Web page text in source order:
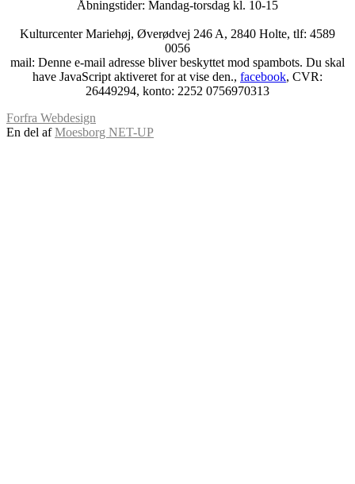
Åbningstider: Mandag-torsdag kl. 10-15
Kulturcenter Mariehøj, Øverødvej 246 A, 2840 Holte, tlf: 4589
0056
mail: Denne e-mail adresse bliver beskyttet mod spambots. Du skal
have JavaScript aktiveret for at vise den., facebook, CVR:
26449294, konto: 2252 0756970313
Forfra Webdesign
En del afMoesborg NET-UP